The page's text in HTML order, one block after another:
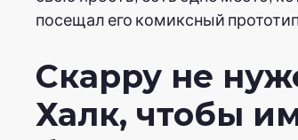
посещал его комиксный
Скарру не
Халк, чтобы